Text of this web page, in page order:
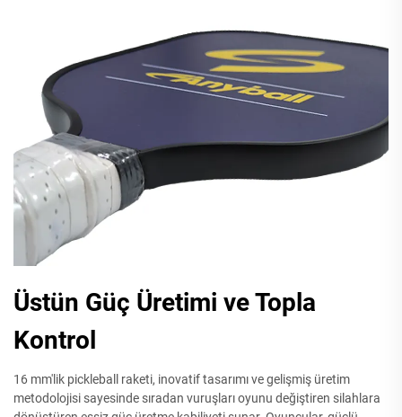
Üstün Güç Üretimi ve Topla
Kontrol
16 mm'lik pickleball raketi, inovatif tasarımı ve gelişmiş üretim
metodolojisi sayesinde sıradan vuruşları oyunu değiştiren silahlara